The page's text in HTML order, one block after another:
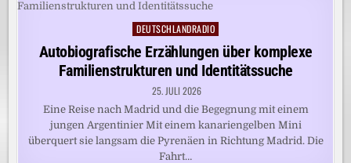
Posted
DEUTSCHLANDRADIO
Autobiografische Erzählungen über komplexe
Familienstrukturen und Identitätssuche
25. JULI 2026
Eine Reise nach Madrid und die Begegnung mit einem
jungen Argentinier Mit einem kanariengelben Mini
überquert sie langsam die Pyrenäen in Richtung Madrid. Die
Fahrt…